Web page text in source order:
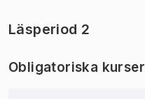
Läsperiod 2
Obligatoriska kurser